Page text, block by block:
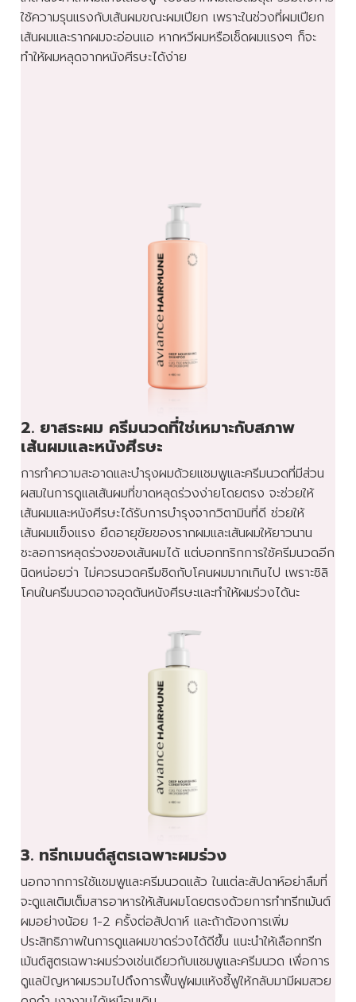
ใช้ความรุนแรงกับเส้นผมขณะผมเปียก เพราะในช่วงที่ผมเปียก
เส้นผมและรากผมจะอ่อนแอ หากหวีผมหรือเช็ดผมแรงๆ ก็จะ
ทำให้ผมหลุดจากหนังศีรษะได้ง่าย
2. ยาสระผม ครีมนวดที่ใช่เหมาะกับสภาพ
เส้นผมและหนังศีรษะ
การทำความสะอาดและบำรุงผมด้วยแชมพูและครีมนวดที่มีส่วน
ผสมในการดูแลเส้นผมที่ขาดหลุดร่วงง่ายโดยตรง จะช่วยให้
เส้นผมและหนังศีรษะได้รับการบำรุงจากวิตามินที่ดี ช่วยให้
เส้นผมแข็งแรง ยืดอายุขัยของรากผมและเส้นผมให้ยาวนาน
ชะลอการหลุดร่วงของเส้นผมได้ แต่บอกทริกการใช้ครีมนวดอีก
นิดหน่อยว่า ไม่ควรนวดครีมชิดกับโคนผมมากเกินไป เพราะซิลิ
โคนในครีมนวดอาจอุดตันหนังศีรษะและทำให้ผมร่วงได้นะ
3. ทรีทเมนต์สูตรเฉพาะผมร่วง
นอกจากการใช้แชมพูและครีมนวดแล้ว ในแต่ละสัปดาห์อย่าลืมที่
จะดูแลเติมเต็มสารอาหารให้เส้นผมโดยตรงด้วยการทำทรีทเม้นต์
ผมอย่างน้อย 1-2 ครั้งต่อสัปดาห์ และถ้าต้องการเพิ่ม
ประสิทธิภาพในการดูแลผมขาดร่วงได้ดีขึ้น แนะนำให้เลือกทรีท
เม้นต์สูตรเฉพาะผมร่วงเช่นเดียวกับแชมพูและครีมนวด เพื่อการ
ดูแลปัญหาผมรวมไปถึงการฟื้นฟูผมแห้งชี้ฟูให้กลับมามีผมสวย